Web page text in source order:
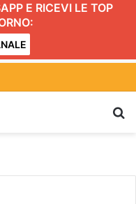
E RICEVI LE TOP